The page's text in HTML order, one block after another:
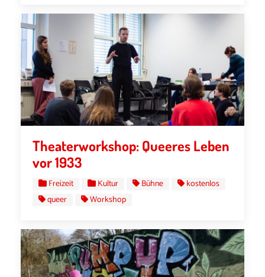
Theaterworkshop: Queeres Leben
vor 1933
Freizeit Kultur Bühne
kostenlos
queer
Workshop